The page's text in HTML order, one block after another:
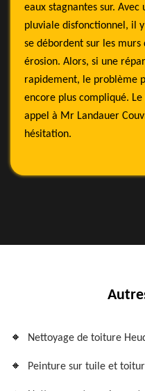
eaux stagnantes sur. Avec
pluviale disfonctionnel, il
se débordent sur les
érosion. Alors, si une
rapidement, le problème
encore plus compliqué.
appel à Mr Landauer
hésitation.
Nettoyage de toiture
Peinture sur tuile et